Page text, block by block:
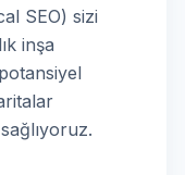
SEO) sizi
inşa